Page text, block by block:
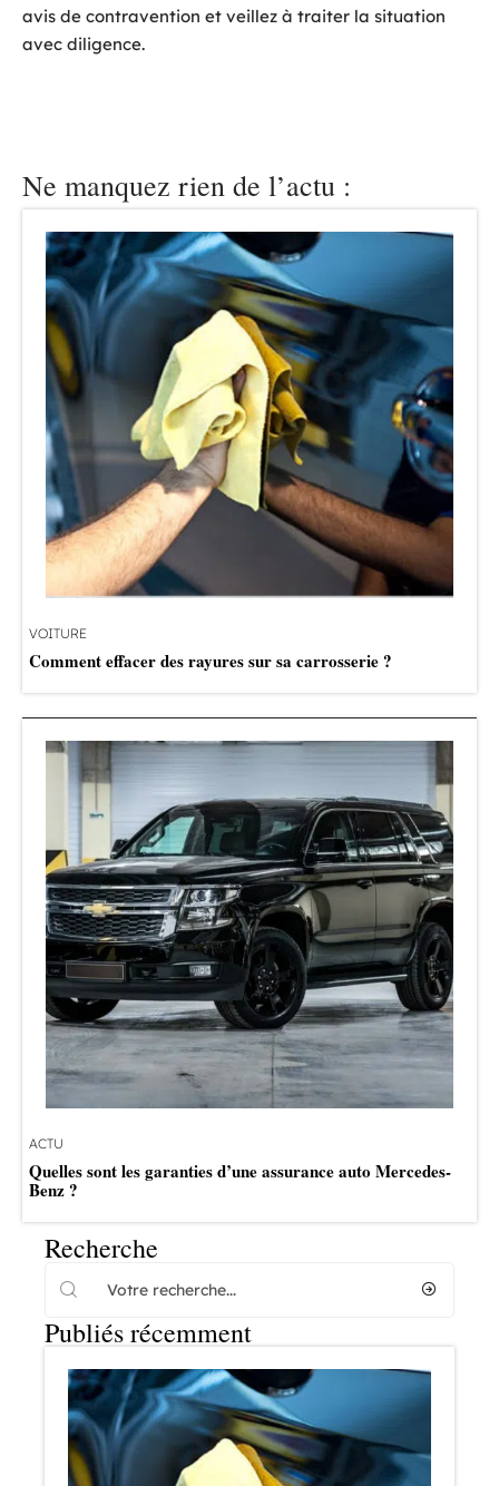
avis de contravention et veillez à traiter la situation
avec diligence.
Ne manquez rien de l’actu :
VOITURE
Comment effacer des rayures sur sa carrosserie ?
ACTU
Quelles sont les garanties d’une assurance auto Mercedes-
Benz ?
Recherche
Publiés récemment